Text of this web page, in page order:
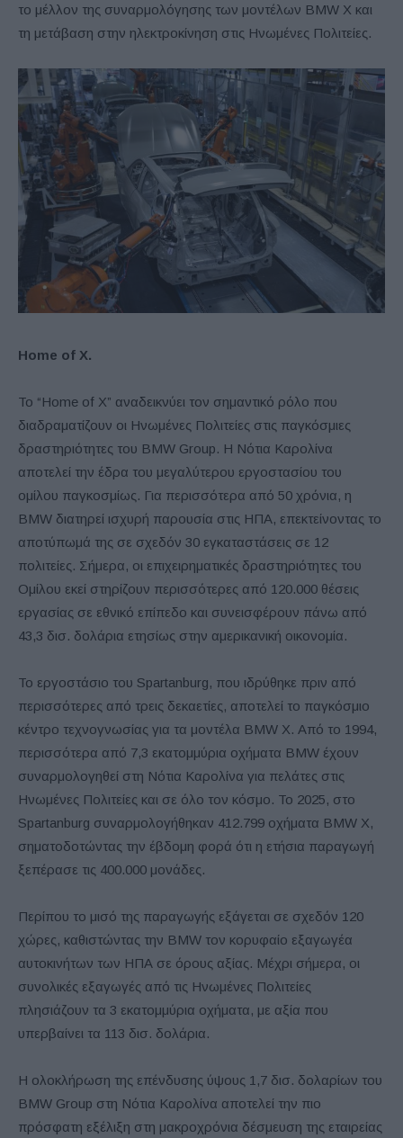
το μέλλον της συναρμολόγησης των μοντέλων BMW X και
τη μετάβαση στην ηλεκτροκίνηση στις Ηνωμένες Πολιτείες.
Home of X.
Το “Home of X” αναδεικνύει τον σημαντικό ρόλο που
διαδραματίζουν οι Ηνωμένες Πολιτείες στις παγκόσμιες
δραστηριότητες του BMW Group. Η Νότια Καρολίνα
αποτελεί την έδρα του μεγαλύτερου εργοστασίου του
ομίλου παγκοσμίως. Για περισσότερα από 50 χρόνια, η
BMW διατηρεί ισχυρή παρουσία στις ΗΠΑ, επεκτείνοντας το
αποτύπωμά της σε σχεδόν 30 εγκαταστάσεις σε 12
πολιτείες. Σήμερα, οι επιχειρηματικές δραστηριότητες του
Ομίλου εκεί στηρίζουν περισσότερες από 120.000 θέσεις
εργασίας σε εθνικό επίπεδο και συνεισφέρουν πάνω από
43,3 δισ. δολάρια ετησίως στην αμερικανική οικονομία.
Το εργοστάσιο του Spartanburg, που ιδρύθηκε πριν από
περισσότερες από τρεις δεκαετίες, αποτελεί το παγκόσμιο
κέντρο τεχνογνωσίας για τα μοντέλα BMW X. Από το 1994,
περισσότερα από 7,3 εκατομμύρια οχήματα BMW έχουν
συναρμολογηθεί στη Νότια Καρολίνα για πελάτες στις
Ηνωμένες Πολιτείες και σε όλο τον κόσμο. Το 2025, στο
Spartanburg συναρμολογήθηκαν 412.799 οχήματα BMW X,
σηματοδοτώντας την έβδομη φορά ότι η ετήσια παραγωγή
ξεπέρασε τις 400.000 μονάδες.
Περίπου το μισό της παραγωγής εξάγεται σε σχεδόν 120
χώρες, καθιστώντας την BMW τον κορυφαίο εξαγωγέα
αυτοκινήτων των ΗΠΑ σε όρους αξίας. Μέχρι σήμερα, οι
συνολικές εξαγωγές από τις Ηνωμένες Πολιτείες
πλησιάζουν τα 3 εκατομμύρια οχήματα, με αξία που
υπερβαίνει τα 113 δισ. δολάρια.
Η ολοκλήρωση της επένδυσης ύψους 1,7 δισ. δολαρίων του
BMW Group στη Νότια Καρολίνα αποτελεί την πιο
πρόσφατη εξέλιξη στη μακροχρόνια δέσμευση της εταιρείας